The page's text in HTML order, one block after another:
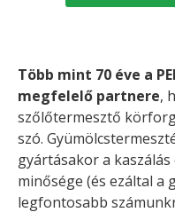
Több mint 70 éve a
megfelelő partnere,
szőlőtermesztő
szó.
gyártásakor a
minősége (és ezáltal a
legfontosabb